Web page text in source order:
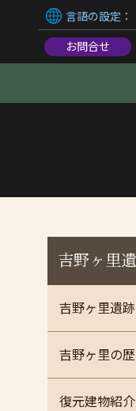
言語の設定：
お問合せ
吉野ヶ里
吉野ヶ里遺
吉野ヶ里の
復元建物紹介